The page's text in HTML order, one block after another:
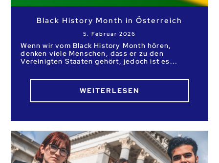
Black History Month in Österreich
5. Februar 2026
Wenn wir vom Black History Month hören,
denken viele Menschen, dass er zu den
Vereinigten Staaten gehört, jedoch ist es
WEITERLESEN